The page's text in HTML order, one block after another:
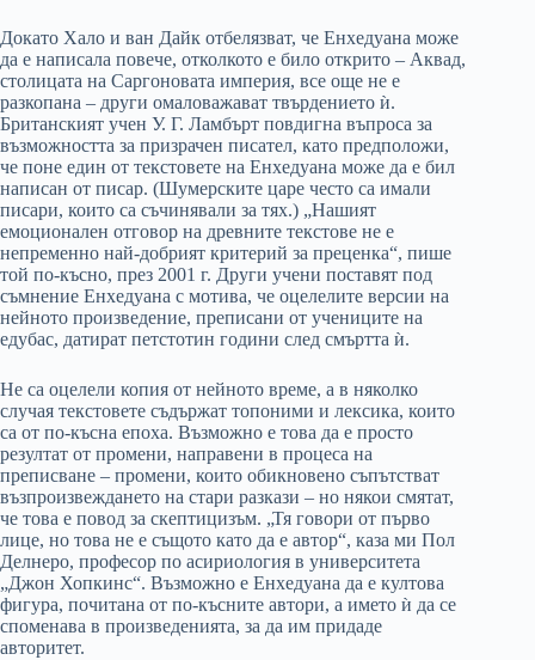
Докато Хало и ван Дайк отбелязват, че Енхедуана може
да е написала повече, отколкото е било открито – Аквад,
столицата на Саргоновата империя, все още не е
разкопана – други омаловажават твърдението ѝ.
Британският учен У. Г. Ламбърт повдигна въпроса за
възможността за призрачен писател, като предположи,
че поне един от текстовете на Енхедуана може да е бил
написан от писар. (Шумерските царе често са имали
писари, които са съчинявали за тях.) „Нашият
емоционален отговор на древните текстове не е
непременно най-добрият критерий за преценка“, пише
той по-късно, през 2001 г. Други учени поставят под
съмнение Енхедуана с мотива, че оцелелите версии на
нейното произведение, преписани от учениците на
едубас, датират петстотин години след смъртта ѝ.
Не са оцелели копия от нейното време, а в няколко
случая текстовете съдържат топоними и лексика, които
са от по-късна епоха. Възможно е това да е просто
резултат от промени, направени в процеса на
преписване – промени, които обикновено съпътстват
възпроизвеждането на стари разкази – но някои смятат,
че това е повод за скептицизъм. „Тя говори от първо
лице, но това не е същото като да е автор“, каза ми Пол
Делнеро, професор по асириология в университета
„Джон Хопкинс“. Възможно е Енхедуана да е култова
фигура, почитана от по-късните автори, а името ѝ да се
споменава в произведенията, за да им придаде
авторитет.